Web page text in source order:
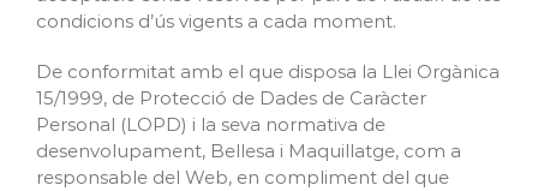
condicions d’ús vigents a cada moment.
De conformitat amb el que disposa la Llei Orgànica
15/1999, de Protecció de Dades de Caràcter
Personal (LOPD) i la seva normativa de
desenvolupament, Bellesa i Maquillatge, com a
responsable del Web, en compliment del que